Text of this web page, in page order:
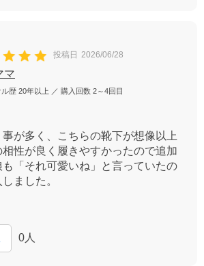
投稿日 2026/06/28
マ
ル歴 20年以上 ／ 購入回数 2～4回目
が多く、こちらの靴下が想像以上
性が良く履きやすかったので追加
「それ可愛いね」と言っていたの
ました。
0 人